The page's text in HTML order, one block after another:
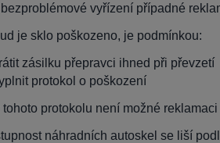
bezproblémové vyřízení případné
je sklo poškozeno, je podmínkou:
zásilku přepravci ihned při převzetí
protokol o poškození
tohoto protokolu není možné reklamaci
náhradních autoskel se liší